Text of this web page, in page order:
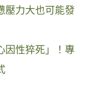
壓力大也可能發
因性猝死」！專